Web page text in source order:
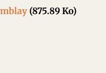
(875.89 Ko)